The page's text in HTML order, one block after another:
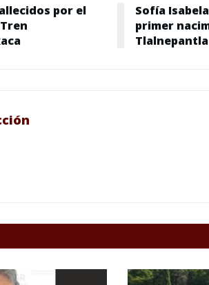
por el
Sofía
primer
Tlalnepantla